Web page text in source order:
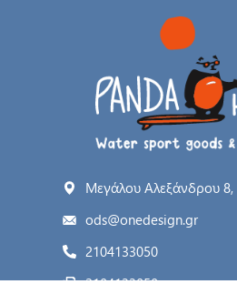
Μεγάλου Αλεξάνδρου 8,
ods@onedesign.gr
2104133050